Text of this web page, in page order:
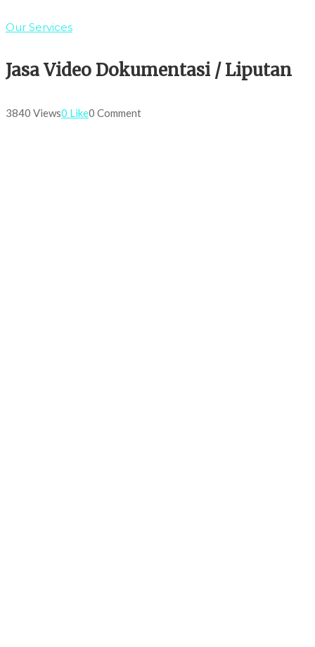
Our Services
Jasa Video Dokumentasi / Liputan
3840 Views0 Like0 Comment